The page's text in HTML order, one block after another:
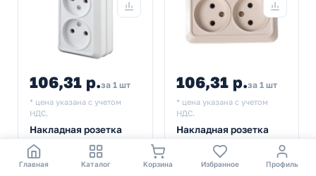
106,31 р.за 1 шт
* цена указана с учетом
НДС.
Накладная розетка
Intro Quadro 2х2P
16А-250В IP20 белый 2-
203-01
Артикул: Б0053792
106,31 р.за 1 шт
* цена указана с учетом
НДС.
Накладная розетка
Intro Quadro 2х2P
16А-250В IP20
слоновая кость 2-203-
Артикул:Б0053794
Главная Каталог Корзина Избранное Профиль